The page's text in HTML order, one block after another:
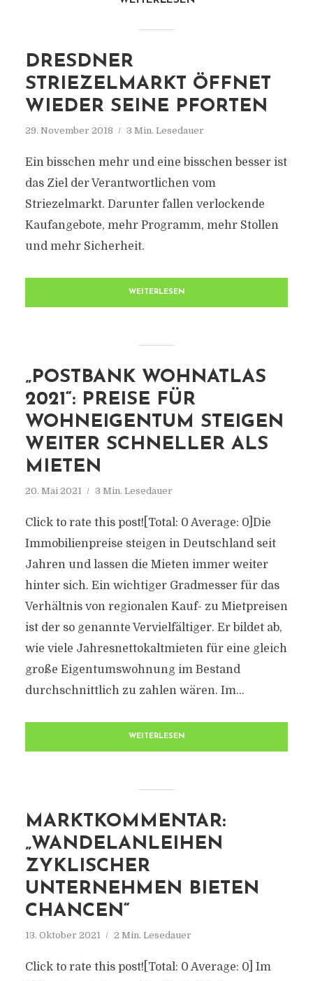
DRESDNER
STRIEZELMARKT ÖFFNET
WIEDER SEINE PFORTEN
29. November 2018 3 Min. Lesedauer
Ein bisschen mehr und eine bisschen besser ist
das Ziel der Verantwortlichen vom
Striezelmarkt. Darunter fallen verlockende
Kaufangebote, mehr Programm, mehr Stollen
und mehr Sicherheit.
WEITERLESEN
„POSTBANK WOHNATLAS
2021“: PREISE FÜR
WOHNEIGENTUM STEIGEN
WEITER SCHNELLER ALS
MIETEN
20. Mai 2021 3 Min. Lesedauer
Click to rate this post![Total: 0 Average: 0]Die
Immobilienpreise steigen in Deutschland seit
Jahren und lassen die Mieten immer weiter
hinter sich. Ein wichtiger Gradmesser für das
Verhältnis von regionalen Kauf- zu Mietpreisen
ist der so genannte Vervielfältiger. Er bildet ab,
wie viele Jahresnettokaltmieten für eine gleich
große Eigentumswohnung im Bestand
durchschnittlich zu zahlen wären. Im...
WEITERLESEN
MARKTKOMMENTAR:
„WANDELANLEIHEN
ZYKLISCHER
UNTERNEHMEN BIETEN
CHANCEN“
13. Oktober 2021 2 Min. Lesedauer
Click to rate this post![Total: 0 Average: 0] Im